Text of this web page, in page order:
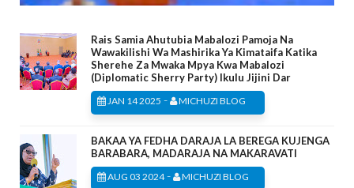
Rais Samia Ahutubia Mabalozi Pamoja Na
Wawakilishi Wa Mashirika Ya Kimataifa Katika
Sherehe Za Mwaka Mpya Kwa Mabalozi
(Diplomatic Sherry Party) Ikulu Jijini Dar
JAN 14 2025 - MICHUZI BLOG
BAKAA YA FEDHA DARAJA LA BEREGA KUJENGA
BARABARA, MADARAJA NA MAKARAVATI
AUG 03 2024- MICHUZI BLOG